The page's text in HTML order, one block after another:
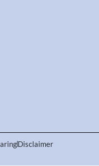
Disclaimer